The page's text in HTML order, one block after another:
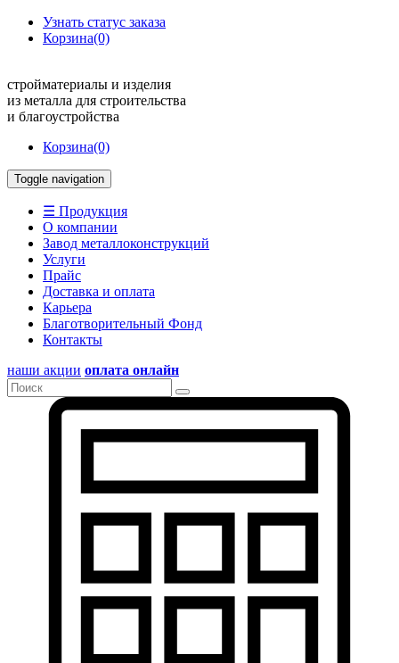
Узнать статус заказа
Корзина(0)
стройматериалы и изделия
из металла для строительства
и благоустройства
Корзина(0)
Toggle navigation
☰ Продукция
О компании
Завод металлоконструкций
Услуги
Прайс
Доставка и оплата
Карьера
Благотворительный Фонд
Контакты
наши акции оплата онлайн